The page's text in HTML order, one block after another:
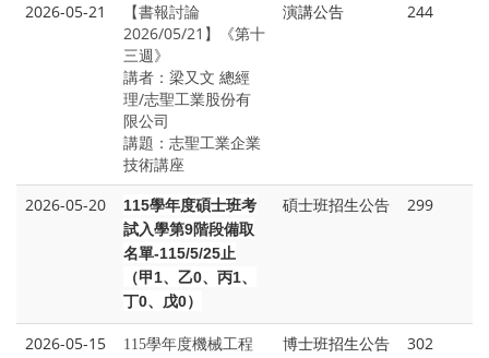
2026-05-21
【書報討論
2026/05/21】《第十
三週》
講者：梁又文 總經
理/志聖工業股份有
限公司
講題：志聖工業企業
技術講座
演講公告 244
2026-05-20 115學年度碩士班考
試入學第9階段備取
名單-115/5/25止
（甲1、乙0、丙1、
丁0、戊0）
碩士班招生公告 299
2026-05-15 115學年度機械工程
博士班招生公告 302